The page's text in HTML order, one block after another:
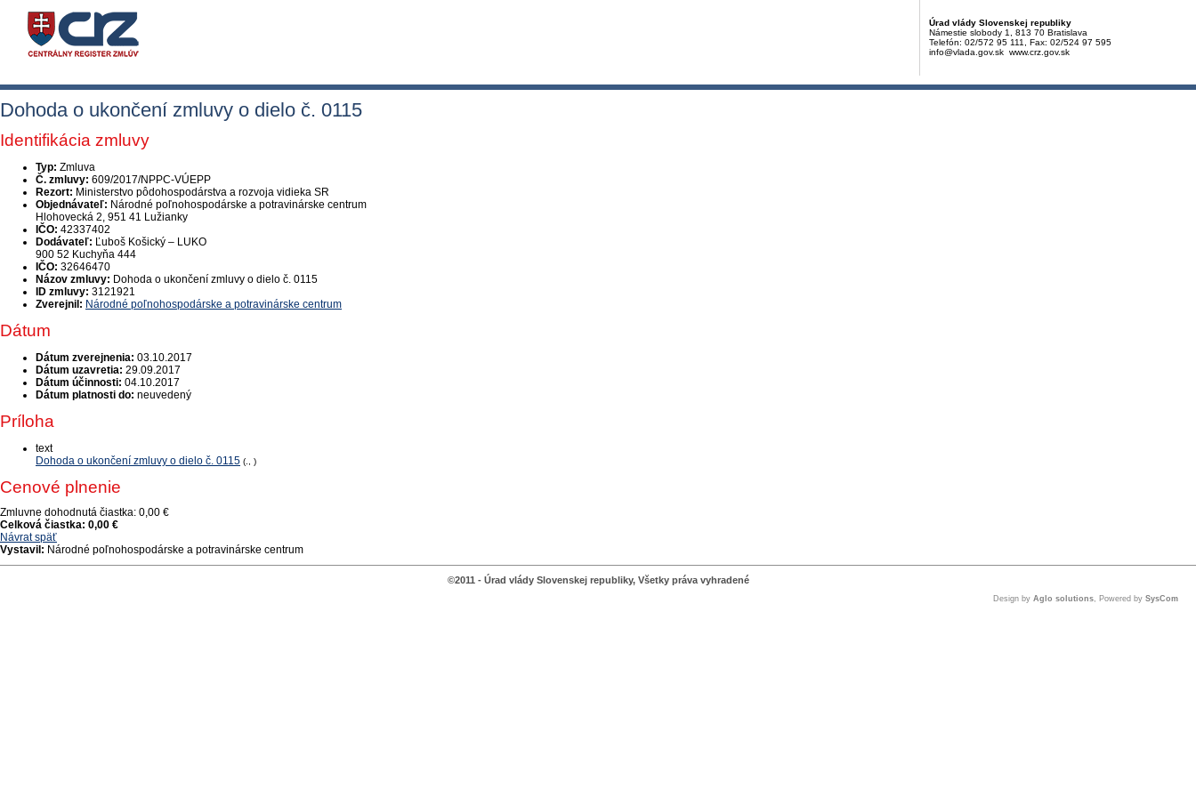
Úrad vlády Slovenskej republiky
Námestie slobody 1, 813 70 Bratislava
Telefón: 02/572 95 111, Fax: 02/524 97 595
info@vlada.gov.sk www.crz.gov.sk
Dohoda o ukončení zmluvy o dielo č. 0115
Identifikácia zmluvy
Typ: Zmluva
Č. zmluvy: 609/2017/NPPC-VÚEPP
Rezort: Ministerstvo pôdohospodárstva a rozvoja vidieka SR
Objednávateľ: Národné poľnohospodárske a potravinárske centrum
Hlohovecká 2, 951 41 Lužianky
IČO: 42337402
Dodávateľ: Ľuboš Košický – LUKO
900 52 Kuchyňa 444
IČO: 32646470
Názov zmluvy: Dohoda o ukončení zmluvy o dielo č. 0115
ID zmluvy: 3121921
Zverejnil: Národné poľnohospodárske a potravinárske centrum
Dátum
Dátum zverejnenia: 03.10.2017
Dátum uzavretia: 29.09.2017
Dátum účinnosti: 04.10.2017
Dátum platnosti do: neuvedený
Príloha
text
Dohoda o ukončení zmluvy o dielo č. 0115 (., )
Cenové plnenie
Zmluvne dohodnutá čiastka: 0,00 €
Celková čiastka: 0,00 €
Návrat späť
Vystavil: Národné poľnohospodárske a potravinárske centrum
©2011 - Úrad vlády Slovenskej republiky, Všetky práva vyhradené
Design by Aglo solutions, Powered by SysCom